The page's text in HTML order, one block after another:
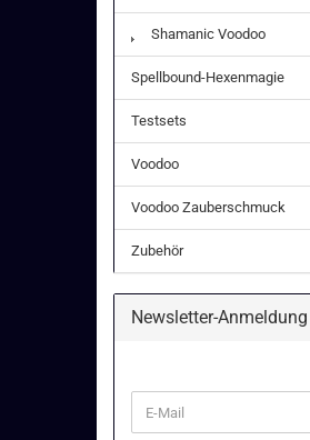
Shamanic Voodoo
Spellbound-Hexenmagie
Testsets
Voodoo
Voodoo Zauberschmuck
Zubehör
Newsletter-Anmeldung
ZUR
E-
Mail